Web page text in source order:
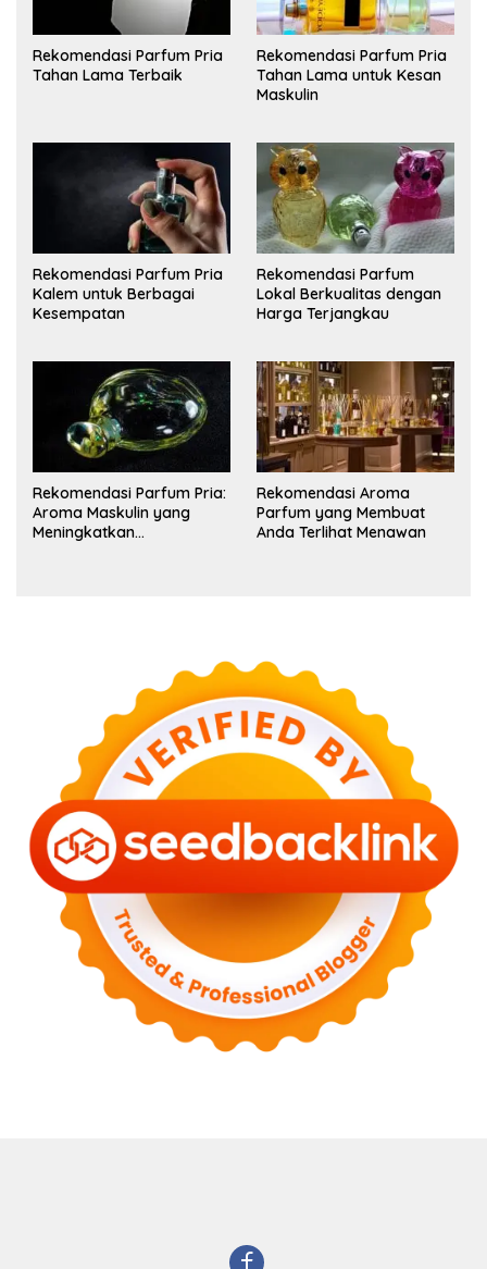
Rekomendasi Parfum Pria
Tahan Lama Terbaik
Rekomendasi Parfum Pria
Tahan Lama untuk Kesan
Maskulin
Rekomendasi Parfum Pria
Kalem untuk Berbagai
Kesempatan
Rekomendasi Parfum
Lokal Berkualitas dengan
Harga Terjangkau
Rekomendasi Parfum Pria:
Aroma Maskulin yang
Meningkatkan
Rekomendasi Aroma
Parfum yang Membuat
Anda Terlihat Menawan